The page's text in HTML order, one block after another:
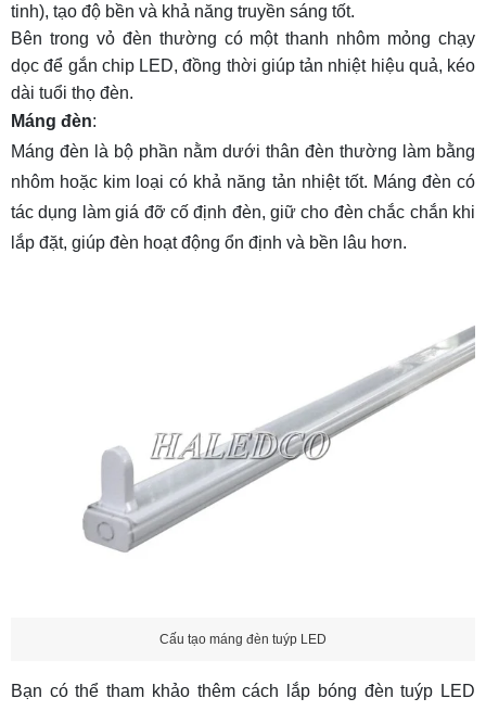
tinh), tạo độ bền và khả năng truyền sáng tốt.
Bên trong vỏ đèn thường có một thanh nhôm mỏng chạy
dọc để gắn chip LED, đồng thời giúp tản nhiệt hiệu quả, kéo
dài tuổi thọ đèn.
Máng đèn:
Máng đèn là bộ phần nằm dưới thân đèn thường làm bằng
nhôm hoặc kim loại có khả năng tản nhiệt tốt. Máng đèn có
tác dụng làm giá đỡ cố định đèn, giữ cho đèn chắc chắn khi
lắp đặt, giúp đèn hoạt động ổn định và bền lâu hơn.
Cấu tạo máng đèn tuýp LED
Bạn có thể tham khảo thêmcách lắp bóng đèn tuýp LED